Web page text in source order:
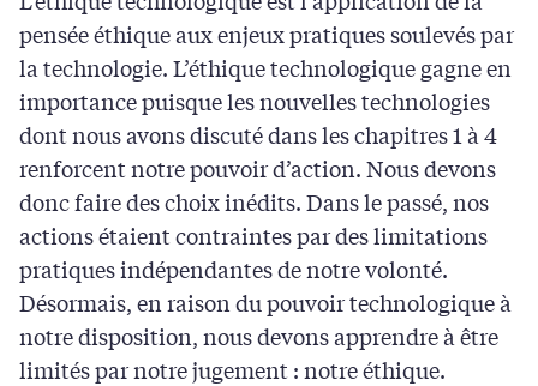
pensée éthique aux enjeux pratiques soulevés par
la technologie. L’éthique technologique gagne en
importance puisque les nouvelles technologies
dont nous avons discuté dans les chapitres 1 à 4
renforcent notre pouvoir d’action. Nous devons
donc faire des choix inédits. Dans le passé, nos
actions étaient contraintes par des limitations
pratiques indépendantes de notre volonté.
Désormais, en raison du pouvoir technologique à
notre disposition, nous devons apprendre à être
limités par notre jugement : notre éthique.